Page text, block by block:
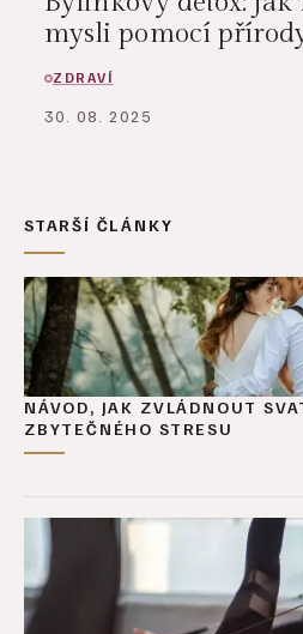
mysli pomocí
ZDRAVÍ
30. 08. 2025
STARŠÍ ČLÁNKY
NÁVOD, JAK ZVLÁDNOUT
ZBYTEČNÉHO STRESU